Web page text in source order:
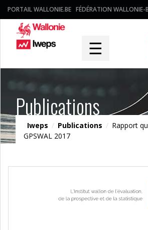
PORTAIL WALLONIE.BE FÉDÉRATION WALLONIE-
☰
Publications
Iweps / Publications / Rapport
GPSWAL 2017